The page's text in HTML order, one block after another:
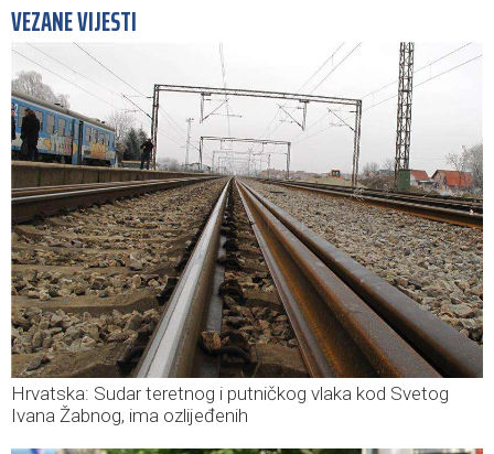
VEZANE VIJESTI
Hrvatska: Sudar teretnog i putničkog vlaka kod Svetog
Ivana Žabnog, ima ozlijeđenih